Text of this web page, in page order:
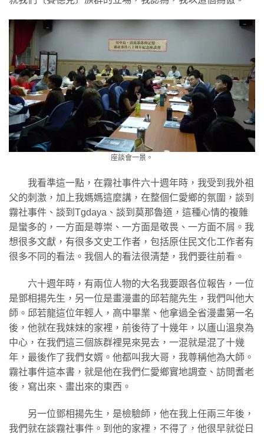
座談會一景。
我看準這一點，在霧社事件六十週年時，我受到我外祖
父的刺激，加上我媽媽這麼講，在整個仁愛鄉的氛圍，談到
霧社事件、談到Tgdaya、談到莫那魯道，這種心情的複雜
是蠻多的，一方面是尊崇、一方面是敬畏、一方面不屑。我
想很多文獻，有很多文史工作者，包括原住民文化工作者有
很多不同的看法。我個人的看法很清楚，我們要往前看。
六十週年時，有兩位人物的大名我要跟各位報告，一位
是鄧相揚先生，另一位是畫漫畫的邱若龍先生，我們叫他大
師。邱若龍這位年輕人，高中畢業、他拿過全省漫畫第一名
後，他就在我妹妹的家裡，前後待了十幾年，以廬山溫泉為
中心，在我們這三個族群裡晃來晃去，一混就是混了十幾
年，最後作了我們女婿。他都叫我大哥，我尊稱他為大師。
霧社事件這本書，就是他在我們仁愛鄉實地調查、訪問耆老
後，寫出來、畫出來的東西。
另一位鄧相揚先生，是檢驗師，他在我上任兩三年後，
我們就在談霧社事件。到他的家裡，不得了，他很早就從日